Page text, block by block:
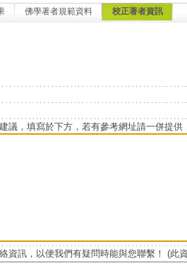
佛學著者規範資料 校正著者資訊
議，填寫於下方，若有參考網址請一併提供
資訊，以便我們有疑問時能與您聯繫！ (此